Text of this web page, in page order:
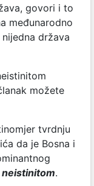
govori i to
međunarodno
država
možete
tvrdnju
da je Bosna i
neistinitom.